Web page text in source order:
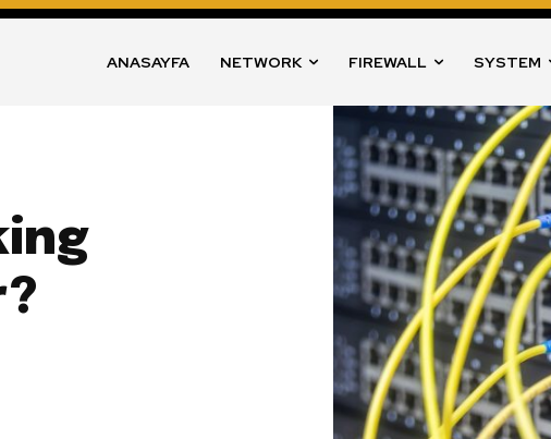
ANASAYFA NETWORK FIREWALL SYSTEM